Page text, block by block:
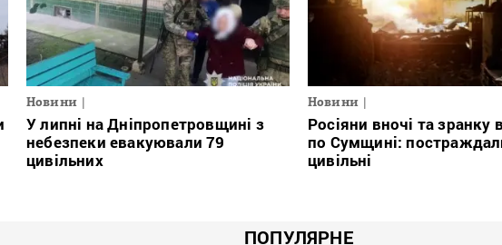
Новини
У липні на Дніпропетровщині з
небезпеки евакуювали 79
цивільних
Новини
Росіяни вночі та зранку
по Сумщині:
цивільні
ПОПУЛЯРНЕ